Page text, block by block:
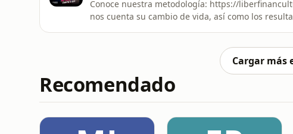
Conoce nuestra metodología: https://
nos cuenta su cambio de vida, así como los
igsh=MXBpcXFsd3J6NTMwcg==Seguinos en
Cargar más
Recomendado